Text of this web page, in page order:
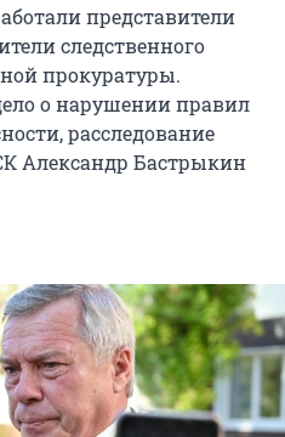
представители
следственного
прокуратуры.
о нарушении правил
расследование
Александр Бастрыкин